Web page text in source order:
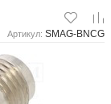
Артикул: SMAG-BNCG